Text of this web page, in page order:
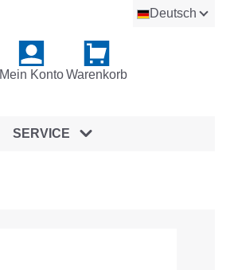
Deutsch
Mein KontoWarenkorb
SERVICE